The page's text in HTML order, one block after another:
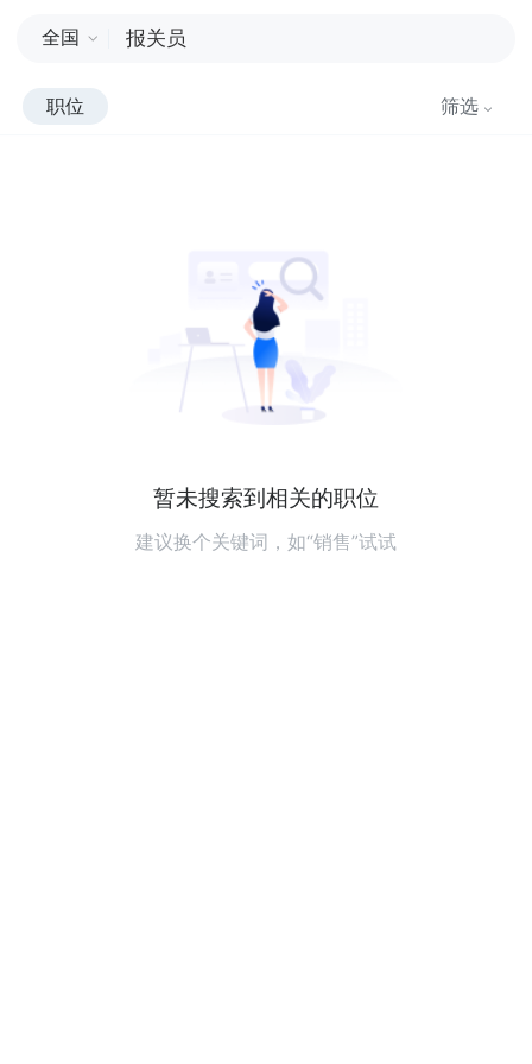
全国
职位 筛选
暂未搜索到相关的职位
建议换个关键词，如“销售”试试